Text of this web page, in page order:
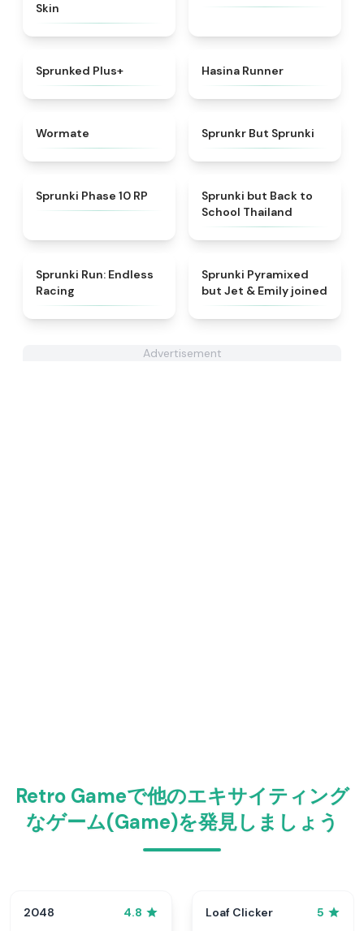
Skin
Sprunked Plus+ Hasina Runner
Wormate ★ 4.8
Sprunkr But Sprunki
★4.5
Sprunki Phase 10 RP ★
Sprunki but Back to
School Thailand
Sprunki Run: Endless
Racing
Sprunki Pyramixed
but Jet & Emily joined
Advertisement
Retro Gameで他のエキサイティング
なゲーム(Game)を発見しましょう
2048 4.8 Loaf Clicker 5